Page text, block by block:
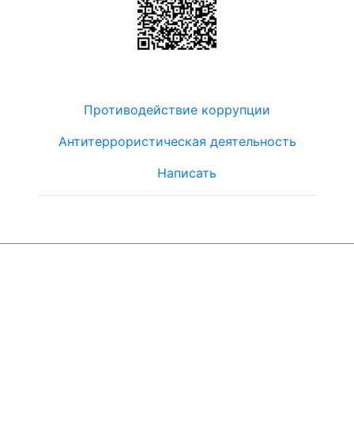
Противодействие коррупции
Антитеррористическая деятельность
Написать